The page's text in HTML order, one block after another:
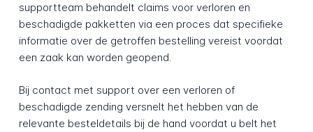
supportteam behandelt claims voor verloren en
beschadigde pakketten via een proces dat specifieke
informatie over de getroffen bestelling vereist voordat
een zaak kan worden geopend.
Bij contact met support over een verloren of
beschadigde zending versnelt het hebben van de
relevante besteldetails bij de hand voordat u belt het